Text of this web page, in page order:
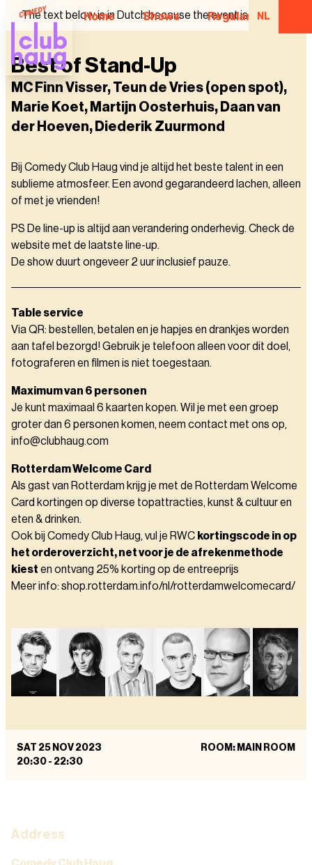
Home Shows Regular NL
The text below is in Dutch because the event is in Dutch.
Best of Stand-Up
MC Finn Visser, Teun de Vries (open spot),
Marie Koet, Martijn Oosterhuis, Daan van
der Hoeven, Diederik Zuurmond
Bij Comedy Club Haug vind je altijd het beste talent in een
sublieme atmosfeer. Een avond gegarandeerd lachen, alleen
of met je vrienden!
PS De line-up is altijd aan verandering onderhevig. Check de
website met de laatste line-up.
De show duurt ongeveer 2 uur inclusief pauze.
Table service
Via QR: bestellen, betalen en je hapjes en drankjes worden
aan tafel bezorgd! Gebruik je telefoon alleen voor dit doel,
fotograferen en filmen is niet toegestaan.
Maximum van 6 personen
Je kunt maximaal 6 kaarten kopen. Wil je met een groep
groter dan 6 personen komen, neem contact met ons op,
info@clubhaug.com
Rotterdam Welcome Card
Als gast van Rotterdam krijg je met de Rotterdam Welcome
Card kortingen op diverse topattracties, kunst & cultuur en
eten & drinken.
Ook bij Comedy Club Haug, vul je RWC kortingscode in op
het orderoverzicht, net voor je de afrekenmethode
kiest en ontvang 25% korting op de entreeprijs
Meer info: shop.rotterdam.info/nl/rotterdamwelcomecard/
SAT 25 NOV 2023
20:30 - 22:30
ROOM: MAIN ROOM
Address